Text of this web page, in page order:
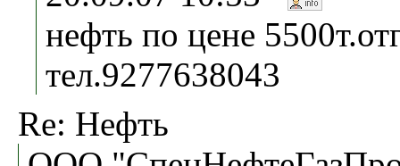
нефть по цене
тел.9277638043
Re: Нефть